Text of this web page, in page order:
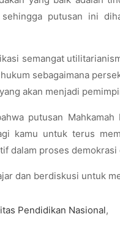
putusan ini
semangat
sebagaimana
akan menjadi
putusan
kamu untuk terus
dalam proses demokrasi
dan berdiskusi untuk
Pendidikan Nasional,